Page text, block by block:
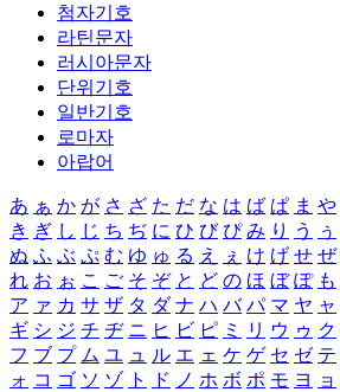
첨자기호
라틴문자
러시아문자
단위기호
일반기호
로마자
아랍어
あ ぁ か が さ ざ た だ な は ば ぱ ま や
き ぎ し じ ち ぢ に ひ び ぴ み り う ぅ
ぬ ふ ぶ ぷ む ゆ ゅ る え ぇ け げ せ ぜ
れ お ぉ こ ご そ ぞ と ど の ほ ぼ ぽ も
ア ァ カ サ ザ タ ダ ナ ハ バ パ マ ヤ ャ
ギ シ ジ チ ヂ ニ ヒ ビ ピ ミ リ ウ ゥ ク
フ ブ プ ム ユ ュ ル エ ェ ケ ゲ セ ゼ テ
ォ コ ゴ ソ ゾ ト ド ノ ホ ボ ポ モ ヨ ョ